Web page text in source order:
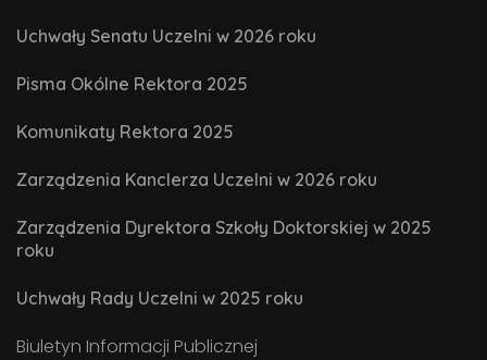
Uchwały Senatu Uczelni w 2026 roku
Pisma Okólne Rektora 2025
Komunikaty Rektora 2025
Zarządzenia Kanclerza Uczelni w 2026 roku
Zarządzenia Dyrektora Szkoły Doktorskiej w 2025
roku
Uchwały Rady Uczelni w 2025 roku
Biuletyn Informacji Publicznej